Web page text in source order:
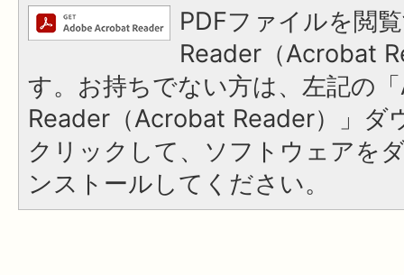
PDFファイルを閲
Reader（Acrobat
す。お持ちでない方は、左記の
Reader（Acrobat Reader）」ダ
クリックして、ソフトウェアを
ンストールしてください。